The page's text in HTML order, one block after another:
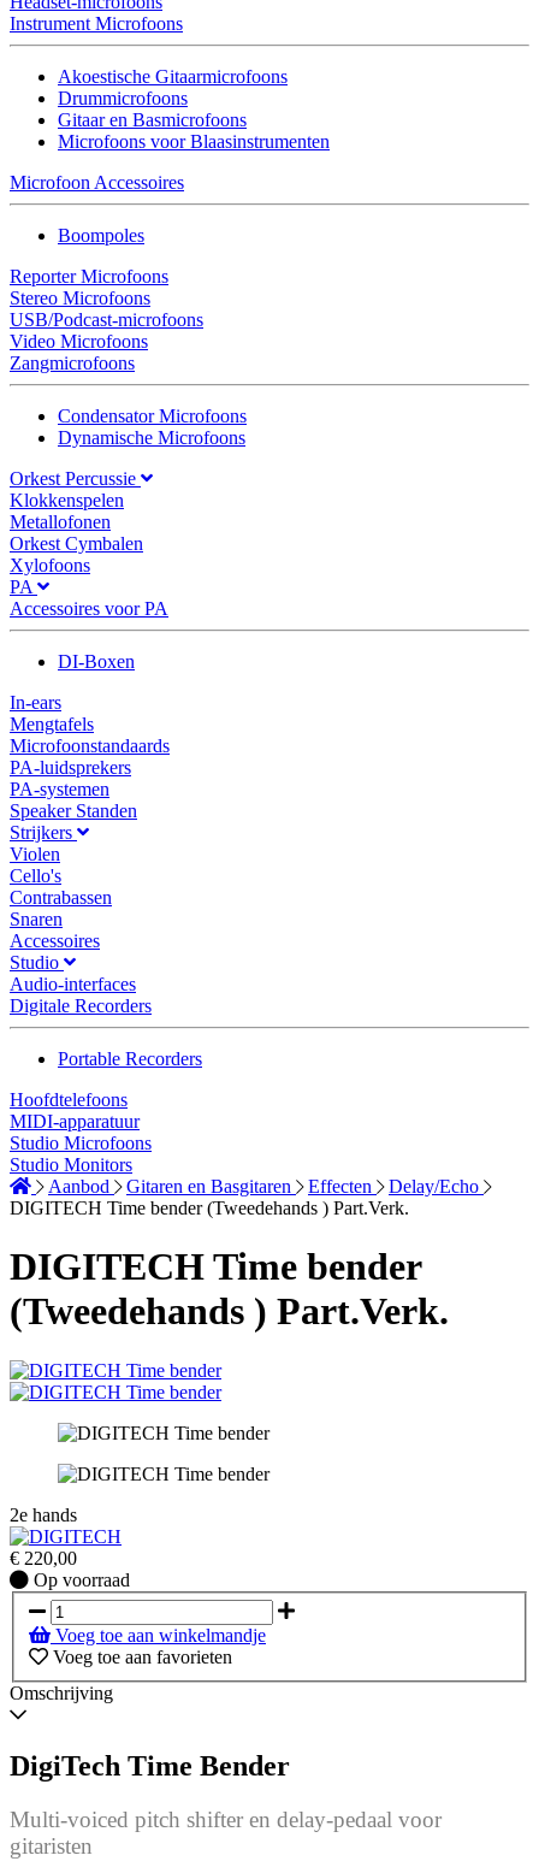
Instrument Microfoons
Akoestische Gitaarmicrofoons
Drummicrofoons
Gitaar en Basmicrofoons
Microfoons voor Blaasinstrumenten
Microfoon Accessoires
Boompoles
Reporter Microfoons
Stereo Microfoons
USB/Podcast-microfoons
Video Microfoons
Zangmicrofoons
Condensator Microfoons
Dynamische Microfoons
Orkest Percussie
Klokkenspelen
Metallofonen
Orkest Cymbalen
Xylofoons
PA
Accessoires voor PA
DI-Boxen
In-ears
Mengtafels
Microfoonstandaards
PA-luidsprekers
PA-systemen
Speaker Standen
Strijkers
Violen
Cello's
Contrabassen
Snaren
Accessoires
Studio
Audio-interfaces
Digitale Recorders
Portable Recorders
Hoofdtelefoons
MIDI-apparatuur
Studio Microfoons
Studio Monitors
Aanbod
Gitaren en Basgitaren Effecten
Delay/Echo
DIGITECH Time bender (Tweedehands ) Part.Verk.
DIGITECH Time bender
(Tweedehands ) Part.Verk.
2e hands
€ 220,00
Op
voorraad
Op voorraad
Voeg toe aan winkelmandje
Voeg toe aan favorieten
Omschrijving
DigiTech Time Bender
Multi‑voiced pitch shifter en delay‑pedaal voor
gitaristen